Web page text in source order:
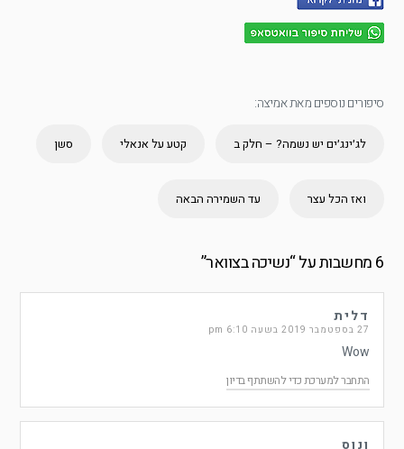
סיפורים נוספים מאת אמיצה:
לג׳ינג׳ים יש נשמה? – חלק ב קטע על אנאלי סשן
ואז הכל עצר עד השמירה הבאה
6 מחשבות על “ נשיכה בצוואר”
דלית
27 בספטמבר 2019 בשעה 6:10 pm
Wow
התחבר למערכת כדי להשתתף בדיון
ונוס